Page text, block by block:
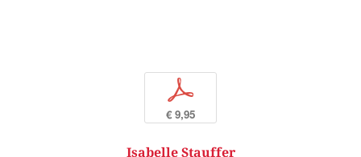
p
€ 9,95
Isabelle Stauffer